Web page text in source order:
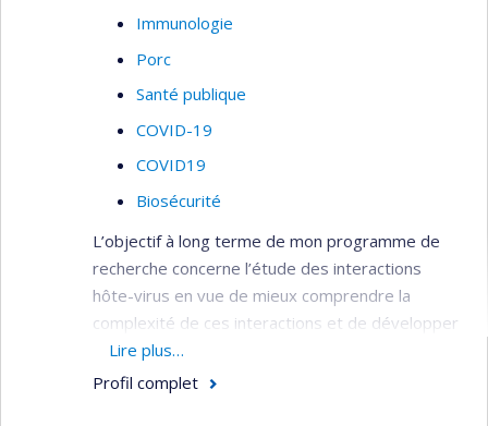
Immunologie
Porc
Santé publique
COVID-19
COVID19
Biosécurité
L’objectif à long terme de mon programme de
recherche concerne l’étude des interactions
hôte-virus en vue de mieux comprendre la
complexité de ces interactions et de développer
de nouvelles approches antivirales permettant un
contrôle efficace des infections virales. Mon
Lire plus…
Profil complet